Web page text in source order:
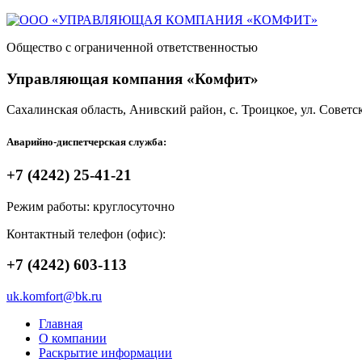
Общество с ограниченной ответственностью
Управляющая компания «Комфит»
Сахалинская область, Анивский район, с. Троицкое, ул.
Аварийно-диспетчерская служба:
+7 (4242) 25-41-21
Режим работы: круглосуточно
Контактный телефон (офис):
+7 (4242) 603-113
uk.komfort@bk.ru
Главная
О компании
Раскрытие информации